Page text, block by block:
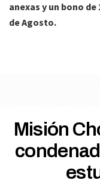
anexas y un bono
de Agosto.
Misión